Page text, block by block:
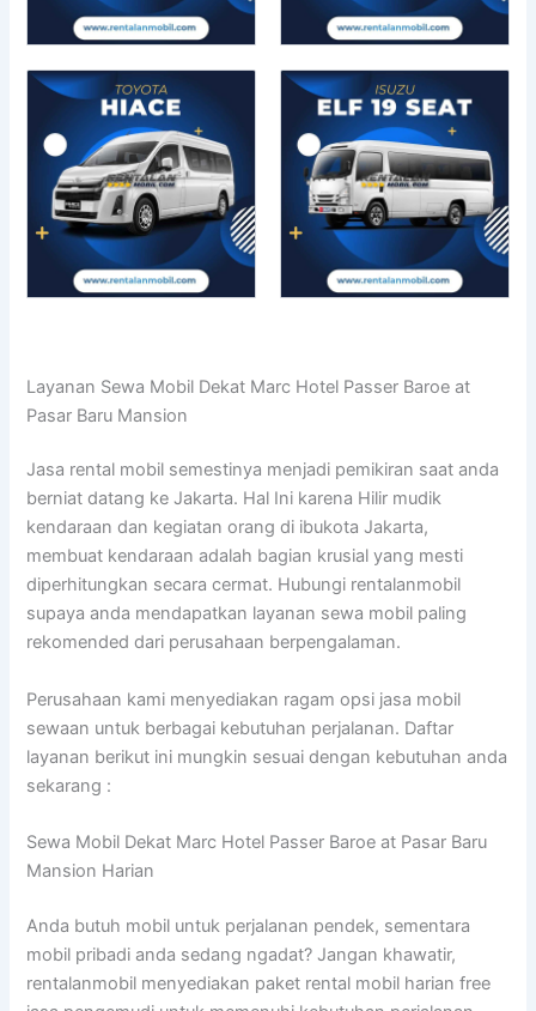
Layanan Sewa Mobil Dekat Marc Hotel Passer Baroe at
Pasar Baru Mansion
Jasa rental mobil semestinya menjadi pemikiran saat anda
berniat datang ke Jakarta. Hal Ini karena Hilir mudik
kendaraan dan kegiatan orang di ibukota Jakarta,
membuat kendaraan adalah bagian krusial yang mesti
diperhitungkan secara cermat. Hubungi rentalanmobil
supaya anda mendapatkan layanan sewa mobil paling
rekomended dari perusahaan berpengalaman.
Perusahaan kami menyediakan ragam opsi jasa mobil
sewaan untuk berbagai kebutuhan perjalanan. Daftar
layanan berikut ini mungkin sesuai dengan kebutuhan anda
sekarang :
Sewa Mobil Dekat Marc Hotel Passer Baroe at Pasar Baru
Mansion Harian
Anda butuh mobil untuk perjalanan pendek, sementara
mobil pribadi anda sedang ngadat? Jangan khawatir,
rentalanmobil menyediakan paket rental mobil harian free